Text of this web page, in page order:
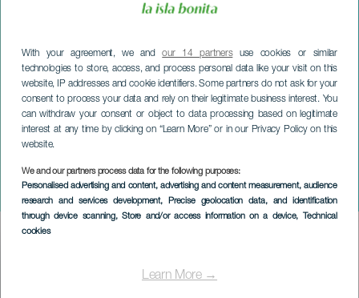
With your agreement, we andour 14 partnersuse cookies or similar
technologies to store, access, and process personal data like your visit on this
website, IP addresses and cookie identifiers. Some partners do not ask for your
consent to process your data and rely on their legitimate business interest. You
can withdraw your consent or object to data processing based on legitimate
interest at any time by clicking on “Learn More” or in our Privacy Policy on this
website.
We and our partners process data for the following purposes:
Personalised advertising and content, advertising and content measurement, audience
research and services development, Precise geolocation data, and identification
through device scanning, Store and/or access information on a device, Technical
cookies
Learn More →
Canarische Eilanden
Boulder Cup
Imagen